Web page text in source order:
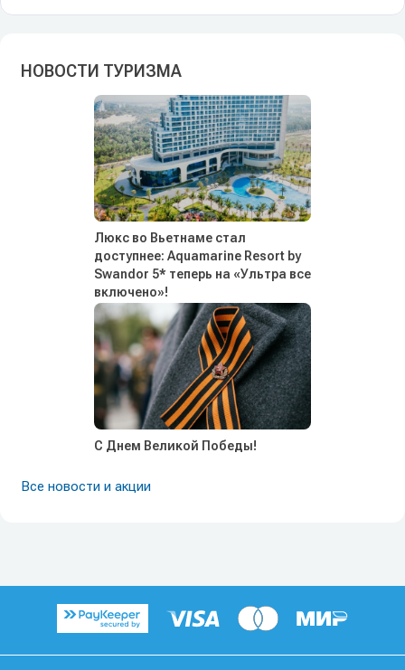
НОВОСТИ ТУРИЗМА
Люкс во Вьетнаме стал
доступнее: Aquamarine Resort by
Swandor 5* теперь на «Ультра все
включено»!
С Днем Великой Победы!
Все новости и акции